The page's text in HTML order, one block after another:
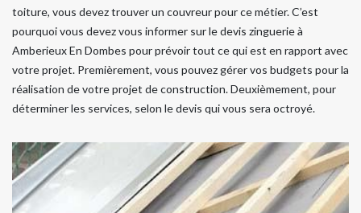
toiture, vous devez trouver un couvreur pour ce métier. C’est
pourquoi vous devez vous informer sur le devis zinguerie à
Amberieux En Dombes pour prévoir tout ce qui est en rapport avec
votre projet. Premièrement, vous pouvez gérer vos budgets pour la
réalisation de votre projet de construction. Deuxièmement, pour
déterminer les services, selon le devis qui vous sera octroyé.